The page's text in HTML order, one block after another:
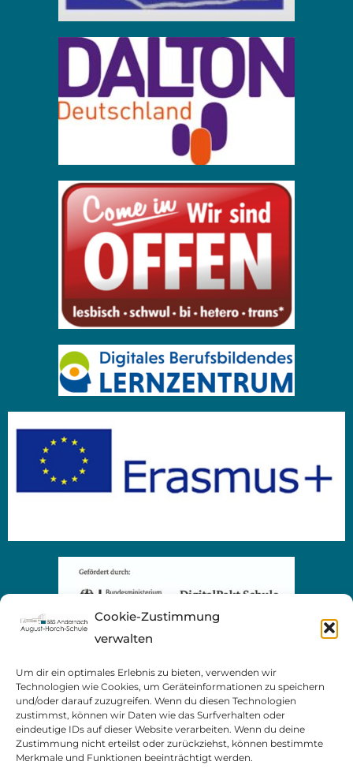
Cookie-Zustimmung
verwalten
Um dir ein optimales Erlebnis zu bieten, verwenden wir
Technologien wie Cookies, um Geräteinformationen zu speichern
und/oder darauf zuzugreifen. Wenn du diesen Technologien
zustimmst, können wir Daten wie das Surfverhalten oder
eindeutige IDs auf dieser Website verarbeiten. Wenn du deine
Zustimmung nicht erteilst oder zurückziehst, können bestimmte
Merkmale und Funktionen beeinträchtigt werden.